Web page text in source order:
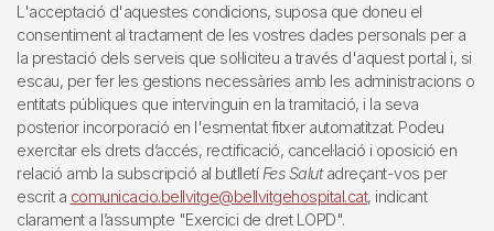
L'acceptació d'aquestes condicions, suposa que doneu el
consentiment al tractament de les vostres dades personals per a
la prestació dels serveis que sol·liciteu a través d'aquest portal i, si
escau, per fer les gestions necessàries amb les administracions o
entitats públiques que intervinguin en la tramitació, i la seva
posterior incorporació en l'esmentat fitxer automatitzat. Podeu
exercitar els drets d’accés, rectificació, cancel·lació i oposició en
relació amb la subscripció al butlletí Fes Salutadreçant-vos per
escrit a comunicacio.bellvitge@bellvitgehospital.cat, indicant
clarament a l’assumpte "Exercici de dret LOPD".